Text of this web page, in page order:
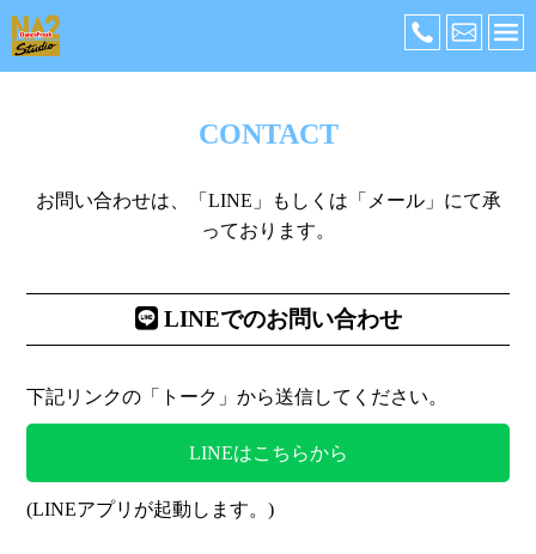
CONTACT
お問い合わせは、「LINE」もしくは「メール」にて承
っております。
LINEでのお問い合わせ
下記リンクの「トーク」から送信してください。
LINEはこちらから
(LINEアプリが起動します。)